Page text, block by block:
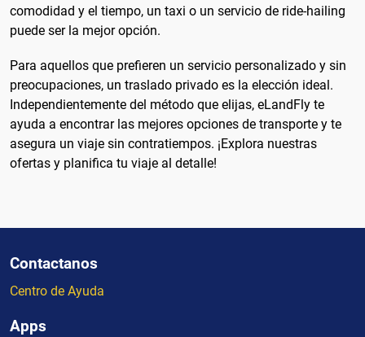
comodidad y el tiempo, un taxi o un servicio de ride-hailing
puede ser la mejor opción.
Para aquellos que prefieren un servicio personalizado y sin
preocupaciones, un traslado privado es la elección ideal.
Independientemente del método que elijas, eLandFly te
ayuda a encontrar las mejores opciones de transporte y te
asegura un viaje sin contratiempos. ¡Explora nuestras
ofertas y planifica tu viaje al detalle!
Contactanos
Centro de Ayuda
Apps